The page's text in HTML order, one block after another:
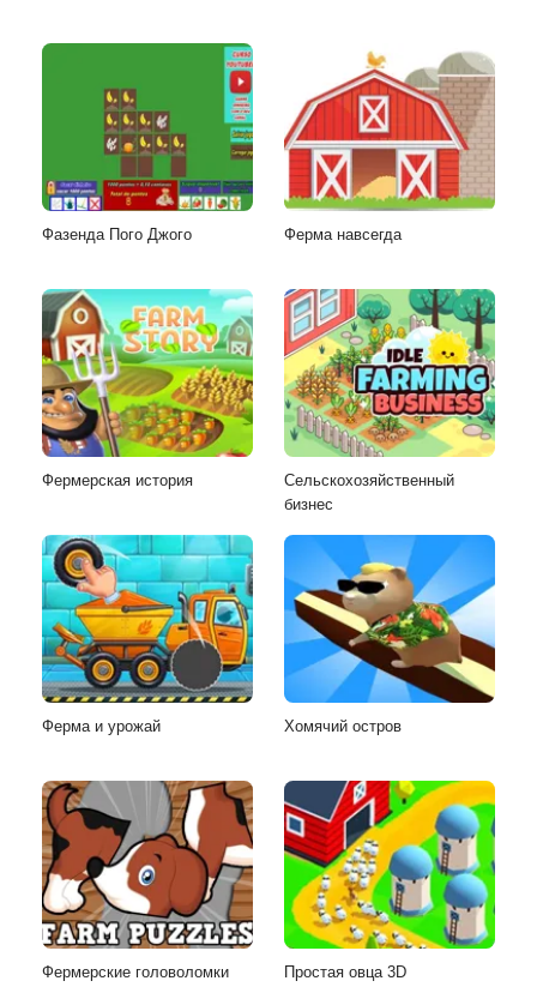
Фазенда Пого Джого Ферма навсегда
Фермерская история
Сельскохозяйственный
бизнес
Ферма и урожай Хомячий остров
Фермерские головоломки Простая овца 3D